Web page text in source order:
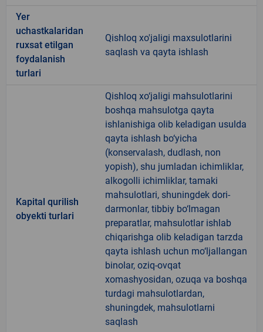
Yer
uchastkalaridan
ruxsat etilgan
foydalanish
turlari
Qishloq xo'jaligi maxsulotlarini
saqlash va qayta ishlash
Kapital qurilish
obyekti turlari
Qishloq xo‘jaligi mahsulotlarini
boshqa mahsulotga qayta
ishlanishiga olib keladigan usulda
qayta ishlash bo‘yicha
(konservalash, dudlash, non
yopish), shu jumladan ichimliklar,
alkogolli ichimliklar, tamaki
mahsulotlari, shuningdek dori-
darmonlar, tibbiy bo‘lmagan
preparatlar, mahsulotlar ishlab
chiqarishga olib keladigan tarzda
qayta ishlash uchun mo‘ljallangan
binolar, oziq-ovqat
xomashyosidan, ozuqa va boshqa
turdagi mahsulotlardan,
shuningdek, mahsulotlarni
saqlash